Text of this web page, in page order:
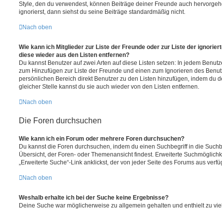
Style, den du verwendest, können Beiträge deiner Freunde auch
ignorierst, dann siehst du seine Beiträge standardmäßig nicht.
Nach oben
Wie kann ich Mitglieder zur Liste der Freunde oder zur Liste der
diese wieder aus den Listen entfernen?
Du kannst Benutzer auf zwei Arten auf diese Listen setzen: In jedem
zum Hinzufügen zur Liste der Freunde und einen zum Ignorieren des
persönlichen Bereich direkt Benutzer zu den Listen hinzufügen, indem du
gleicher Stelle kannst du sie auch wieder von den Listen entfernen.
Nach oben
Die Foren durchsuchen
Wie kann ich ein Forum oder mehrere Foren durchsuchen?
Du kannst die Foren durchsuchen, indem du einen Suchbegriff in die
Übersicht, der Foren- oder Themenansicht findest. Erweiterte
„Erweiterte Suche“-Link anklickst, der von jeder Seite des Forums aus
Nach oben
Weshalb erhalte ich bei der Suche keine Ergebnisse?
Deine Suche war möglicherweise zu allgemein gehalten und enthielt zu